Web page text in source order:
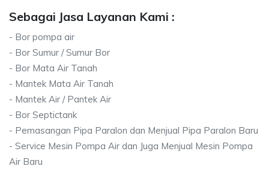
Sebagai Jasa Layanan Kami :
- Bor pompa air
- Bor Sumur / Sumur Bor
- Bor Mata Air Tanah
- Mantek Mata Air Tanah
- Mantek Air / Pantek Air
- Bor Septictank
- Pemasangan Pipa Paralon dan Menjual Pipa Paralon Baru
- Service Mesin Pompa Air dan Juga Menjual Mesin Pompa
Air Baru